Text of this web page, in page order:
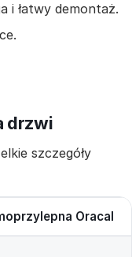
i łatwy demontaż.
drzwi
szczegóły
Oracal